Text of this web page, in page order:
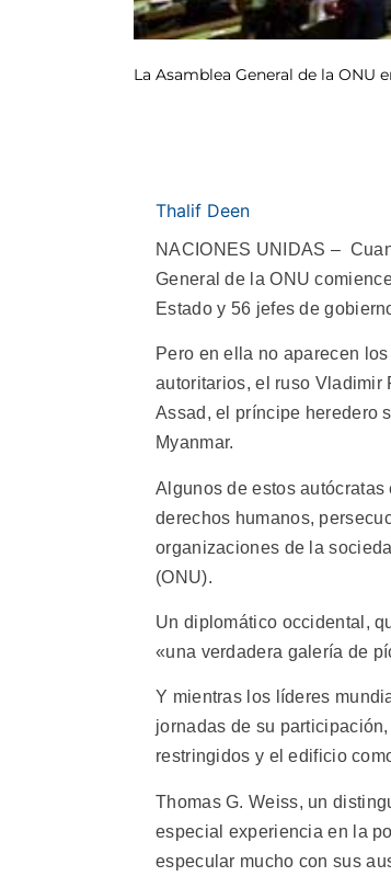
La Asamblea General de la ONU
Thalif Deen
NACIONES UNIDAS –
General de la ONU
Estado y 56 jefes de
Pero en ella no aparecen
autoritarios, el ruso Vladimir
Assad, el príncipe heredero
Myanmar.
Algunos de estos
derechos humanos,
organizaciones de la
(ONU).
Un diplomático occidental,
«una verdadera galería de
Y mientras los líderes
jornadas de su
restringidos y el edificio
Thomas G. Weiss, un
especial experiencia en la
especular mucho con sus